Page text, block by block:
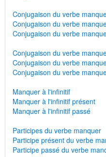
Conjugaison du verbe
Conjugaison du verbe
Conjugaison du verbe
Conjugaison du verbe
Conjugaison du verbe
Conjugaison du verbe
Manquer à l'infinitif
Manquer à l'infinitif présent
Manquer à l'infinitif passé
Participes du verbe manquer
Participe présent du verbe
Participe passé du verbe